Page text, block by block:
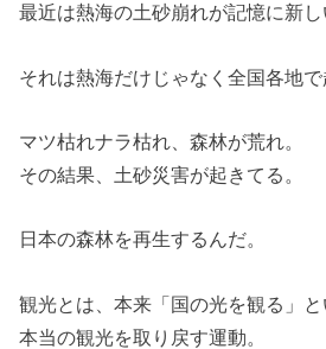
最近は熱海の土砂崩れが記憶に新し
それは熱海だけじゃなく全国各地で
マツ枯れナラ枯れ、森林が荒れ。
その結果、土砂災害が起きてる。
日本の森林を再生するんだ。
観光とは、本来「国の光を観る」と
本当の観光を取り戻す運動。